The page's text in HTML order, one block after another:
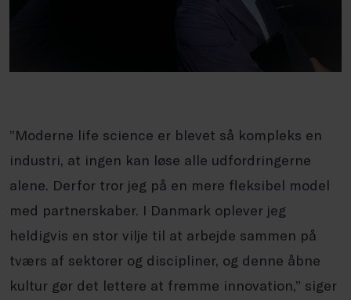
”Moderne life science er blevet så kompleks en
industri, at ingen kan løse alle udfordringerne
alene. Derfor tror jeg på en mere fleksibel model
med partnerskaber. I Danmark oplever jeg
heldigvis en stor vilje til at arbejde sammen på
tværs af sektorer og discipliner, og denne åbne
kultur gør det lettere at fremme innovation,” siger